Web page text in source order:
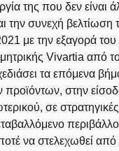
της που δεν είναι
την συνεχή βελτίωση
με την εξαγορά του
μητρικής Vivartia από
τα επόμενα
στην
σε
να στελεχωθεί